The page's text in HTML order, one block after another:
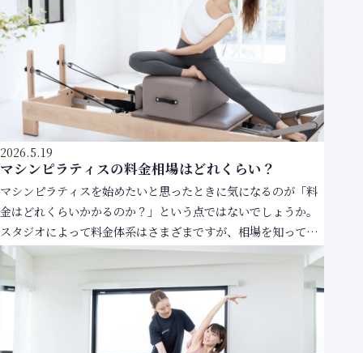
2026.5.19
マシンピラティスの料金相場はどれくらい？
マシンピラティスを始めたいと思ったときに気になるのが「料
金はどれくらいかかるのか？」という点ではないでしょうか。
スタジオによって料金体系はさまざまですが、相場を知ってお
くことで、自分に合った通い方を選びやすくなります。こ […]